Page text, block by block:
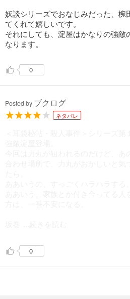
妖談シリーズでおなじみだった、椀
てくれて嬉しいです。
それにしても、淀屋はかなりの強敵
なります。
0
Posted by ブクログ
ネタバレ
0